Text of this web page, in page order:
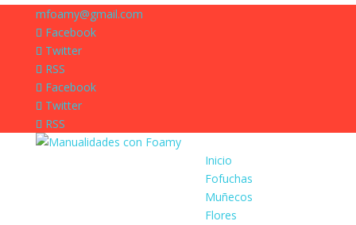
mfoamy@gmail.com
Facebook
Twitter
RSS
Facebook
Twitter
RSS
Inicio
Fofuchas
Muñecos
Flores